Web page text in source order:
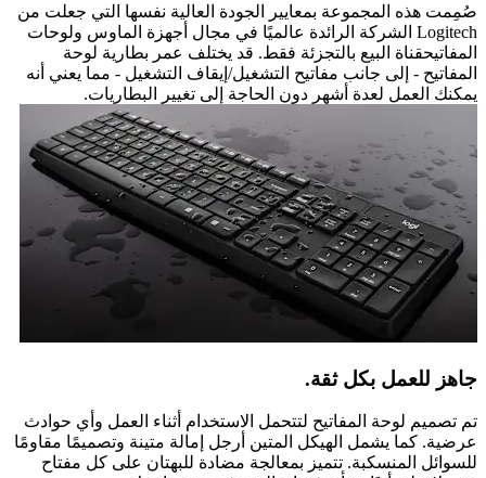
صُمِمت هذه المجموعة بمعايير الجودة العالية نفسها التي جعلت من
Logitech الشركة الرائدة عالميًا في مجال أجهزة الماوس ولوحات
المفاتيحقناة البيع بالتجزئة فقط. قد يختلف عمر بطارية لوحة
المفاتيح - إلى جانب مفاتيح التشغيل/إيقاف التشغيل - مما يعني أنه
يمكنك العمل لعدة أشهر دون الحاجة إلى تغيير البطاريات.
جاهز للعمل بكل ثقة.
تم تصميم لوحة المفاتيح لتتحمل الاستخدام أثناء العمل وأي حوادث
عرضية. كما يشمل الهيكل المتين أرجل إمالة متينة وتصميمًا مقاومًا
للسوائل المنسكبة. تتميز بمعالجة مضادة للبهتان على كل مفتاح